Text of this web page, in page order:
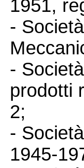
1951,
-
-
prodotti
2;
-
1945-